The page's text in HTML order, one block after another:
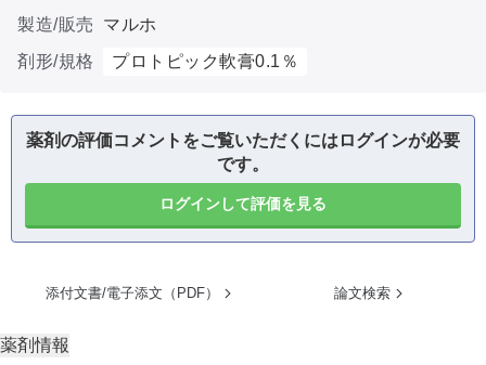
製造/販売
マルホ
剤形/規格
プロトピック軟膏0.1％
薬剤の評価コメントをご覧いただくにはログインが必要
です。
ログインして評価を見る
添付文書/電子添文（PDF） 論文検索
薬剤情報